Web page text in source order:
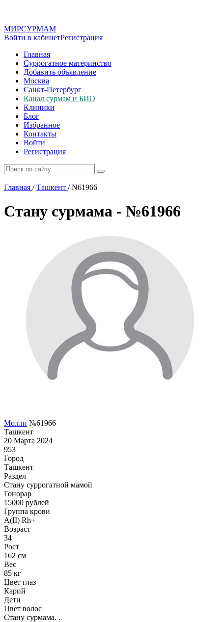
МИРСУРМАМ
Войти в кабинетРегистрация
Главная
Суррогатное материнство
Добавить объявление
Москва
Санкт-Петербург
Канал сурмам и БИО
Клиники
Блог
Избранное
Контакты
Войти
Регистрация
Главная / Ташкент /N61966
Стану сурмама - №61966
Молли №61966
Ташкент
20 Марта 2024
953
Город
Ташкент
Раздел
Cтану суррогатной мамой
Гонoрар
15000 рублей
Группа крови
A(II) Rh+
Возраст
34
Рост
162 см
Вес
85 кг
Цвет глаз
Карий
Дети
Цвет волос
Стану сурмама. .